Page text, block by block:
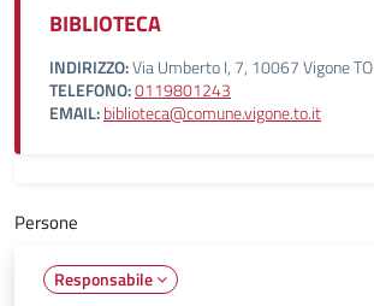
BIBLIOTECA
INDIRIZZO:Via Umberto I, 7, 10067 Vigone TO
TELEFONO:0119801243
EMAIL:biblioteca@comune.vigone.to.it
Persone
Responsabile